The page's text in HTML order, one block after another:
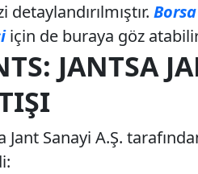
detaylandırılmıştır.
için de buraya göz
JANTSA
Jant Sanayi A.Ş.